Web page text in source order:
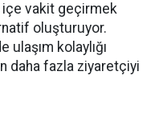
içe vakit geçirmek
oluşturuyor.
ulaşım kolaylığı
daha fazla ziyaretçiyi